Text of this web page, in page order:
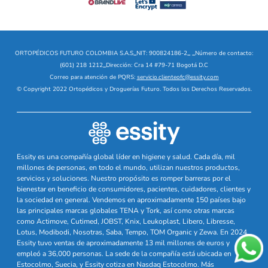
ORTOPÉDICOS FUTURO COLOMBIA S.A.S_NIT: 900824186-2_ _Número de contacto:
(601) 218 1212_Dirección: Cra 14 #79-71 Bogotá D.C
Correo para atención de PQRS: servicio.clienteofc@essity.com
© Copyright 2022 Ortopédicos y Droguerías Futuro. Todos los Derechos Reservados.
Essity es una compañía global líder en higiene y salud. Cada día, mil
millones de personas, en todo el mundo, utilizan nuestros productos,
servicios y soluciones. Nuestro propósito es romper barreras por el
bienestar en beneficio de consumidores, pacientes, cuidadores, clientes y
la sociedad en general. Vendemos en aproximadamente 150 países bajo
las principales marcas globales TENA y Tork, así como otras marcas
como Actimove, Cutimed, JOBST, Knix, Leukoplast, Libero, Libresse,
Lotus, Modibodi, Nosotras, Saba, Tempo, TOM Organic y Zewa. En 2024,
Essity tuvo ventas de aproximadamente 13 mil millones de euros y
empleó a 36,000 personas. La sede de la compañía está ubicada en
Estocolmo, Suecia, y Essity cotiza en Nasdaq Estocolmo. Más